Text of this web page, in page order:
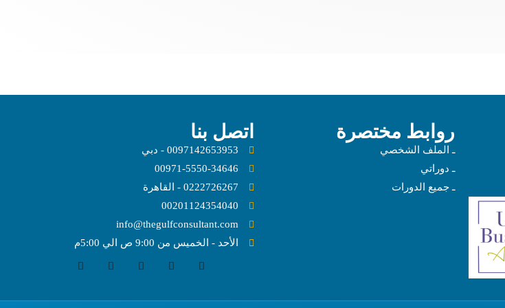
روابط مختصرة
ـ الملف الشخصي
ـ دوراتي
ـ جميع الدورات
اتصل بنا
0097142653953 - دبي
00971-5550-34646
0222726267 - القاهرة
00201124354040
info@thegulfconsultant.com
الأحد - الخميس من 9:00 ص الي 5:00م